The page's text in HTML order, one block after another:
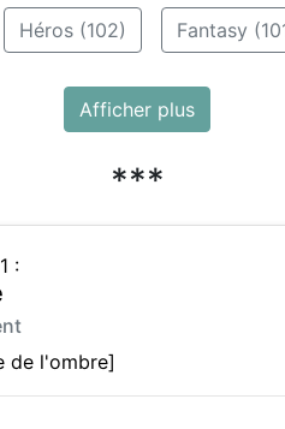
Héros (102) Fantasy
Afficher plus
***
:
de l'ombre]